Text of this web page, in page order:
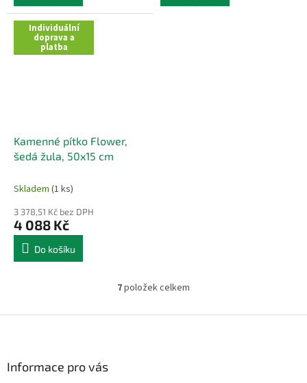
Individuální
doprava a
platba
Kamenné pítko Flower,
šedá žula, 50x15 cm
Skladem (1 ks)
3 378,51 Kč bez DPH
4 088 Kč
Do košíku
O
l
7položek celkem
Informace pro vás